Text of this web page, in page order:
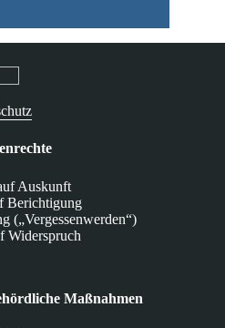
Auskunft
Berichtigung
(„Vergessenwerden“)
Widerspruch
Maßnahmen